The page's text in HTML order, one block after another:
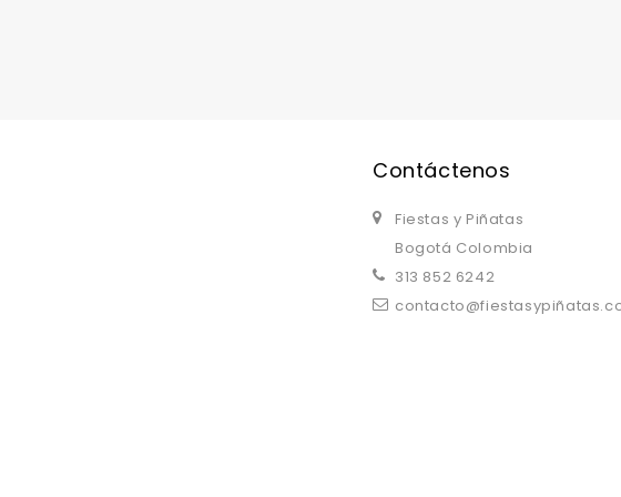
Contáctenos
Fiestas y Piñatas
Bogotá Colombia
313 852 6242